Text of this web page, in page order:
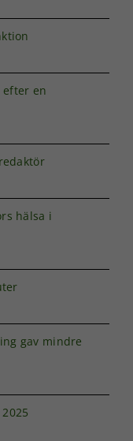
efter en
hälsa i
gav mindre
på
vår
ska
under
viss
att dela